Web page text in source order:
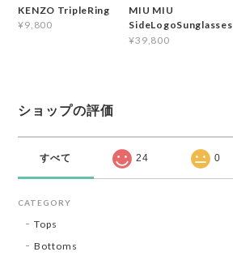
KENZO TripleRing
¥9,800
MIU MIU
SideLogoSunglasses
¥39,800
ショップの評価
すべて 24 0
CATEGORY
Tops
Bottoms